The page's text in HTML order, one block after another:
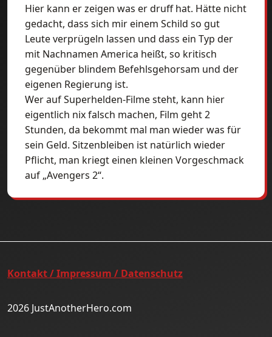
Hier kann er zeigen was er druff hat. Hätte nicht
gedacht, dass sich mir einem Schild so gut
Leute verprügeln lassen und dass ein Typ der
mit Nachnamen America heißt, so kritisch
gegenüber blindem Befehlsgehorsam und der
eigenen Regierung ist.
Wer auf Superhelden-Filme steht, kann hier
eigentlich nix falsch machen, Film geht 2
Stunden, da bekommt mal man wieder was für
sein Geld. Sitzenbleiben ist natürlich wieder
Pflicht, man kriegt einen kleinen Vorgeschmack
auf „Avengers 2“.
Kontakt / Impressum / Datenschutz
2026 JustAnotherHero.com